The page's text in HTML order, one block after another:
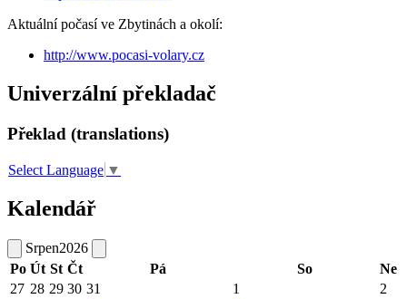
Aktuální počasí ve Zbytinách a okolí:
http://www.pocasi-volary.cz
Univerzální překladač
Překlad (translations)
Select Language ▼
Kalendář
Srpen2026
Po Út St Čt Pá So
Ne
27 28 29 30 31 1 2